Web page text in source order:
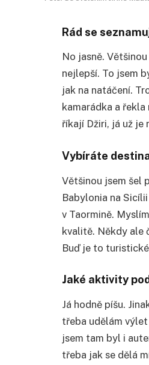
Rád se
No jasně.
nejlepší. To jsem
jak na natáčení.
kamarádka a
říkají Džiri, já už je
Vybíráte
Většinou jsem šel
Babylonia na
v Taormině.
kvalitě. Někdy ale
Buď je to
Jaké aktivity
Já hodně píšu.
třeba udělám výlet
jsem tam byl i
třeba jak se dělá